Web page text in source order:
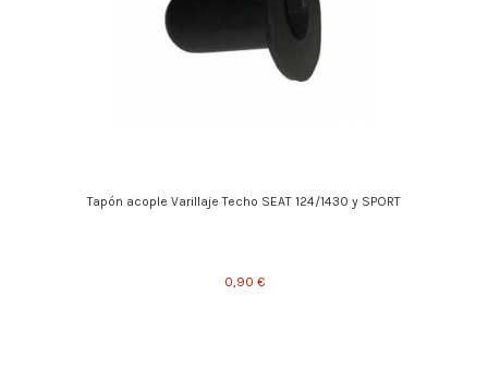
Tapón acople Varillaje Techo SEAT 124/1430 y SPORT
0,90 €